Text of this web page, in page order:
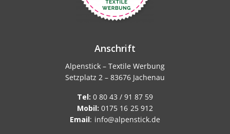
Anschrift
Alpenstick – Textile Werbung
Setzplatz 2 – 83676 Jachenau
Tel: 0 80 43 / 91 87 59
Mobil: 0175 16 25 912
Email: info@alpenstick.de